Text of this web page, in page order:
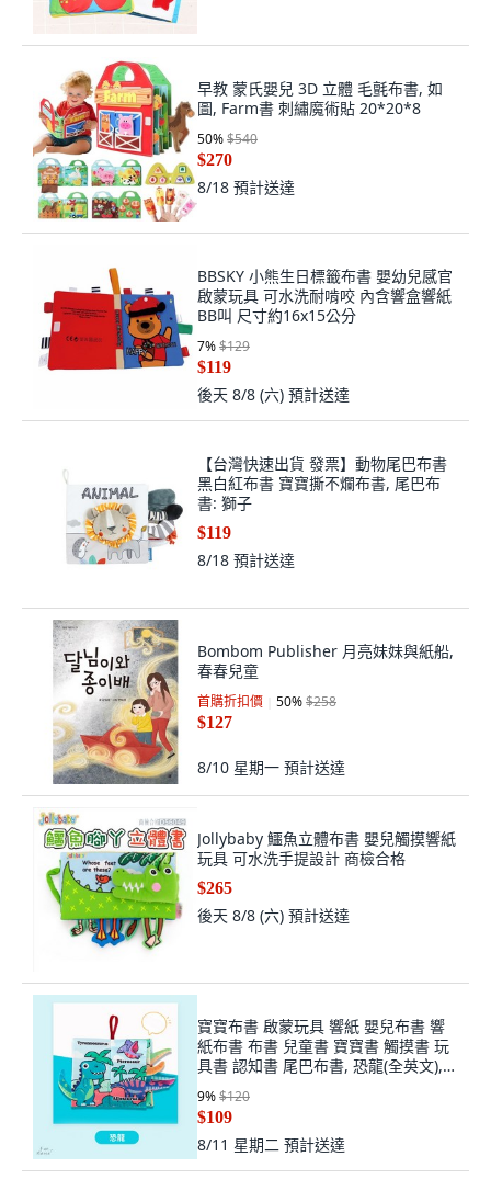
早教 蒙氏嬰兒 3D 立體 毛氈布書, 如
圖, Farm書 刺繡魔術貼 20*20*8
50%$540
$270
8/18 預計送達
BBSKY 小熊生日標籤布書 嬰幼兒感官
啟蒙玩具 可水洗耐啃咬 內含響盒響紙
BB叫 尺寸約16x15公分
7%$129
$119
後天 8/8 (六) 預計送達
【台灣快速出貨 發票】動物尾巴布書
黑白紅布書 寶寶撕不爛布書, 尾巴布
書: 獅子
$119
8/18 預計送達
Bombom Publisher 月亮妹妹與紙船,
春春兒童
首購折扣價 50%$258
$127
8/10 星期一 預計送達
Jollybaby 鱷魚立體布書 嬰兒觸摸響紙
玩具 可水洗手提設計 商檢合格
$265
後天 8/8 (六) 預計送達
寶寶布書 啟蒙玩具 響紙 嬰兒布書 響
紙布書 布書 兒童書 寶寶書 觸摸書 玩
具書 認知書 尾巴布書, 恐龍(全英文),
布書
9%$120
$109
8/11 星期二 預計送達